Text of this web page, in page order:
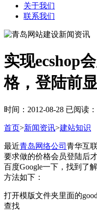
关于我们
联系我们
实现ecshop
格，登陆前
时间：2012-08-28 已阅读
首页>新闻资讯>建站知识
最近青岛网络公司 青华互
要求做的价格会员登陆后才
百度Google一下，找到了解
方法如下：
打开模版文件夹里面的
查找